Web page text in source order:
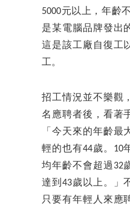
5000元以上，年齡
是某電腦品牌發出
這是該工廠自復工
工。
招工情況並不樂觀
名應聘者後，看著
「今天來的年齡最
輕的也有44歲。10
均年齡不會超過32
達到43歲以上。」
只要有年輕人來應